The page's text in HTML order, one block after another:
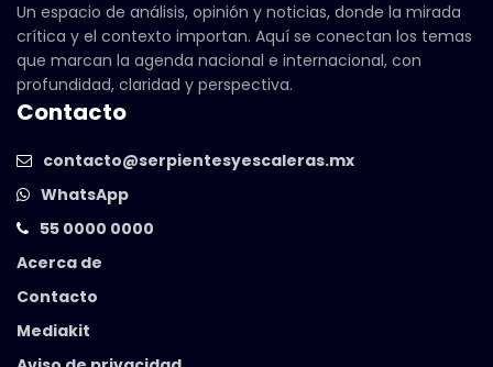
Un espacio de análisis, opinión y noticias, donde la mirada
crítica y el contexto importan. Aquí se conectan los temas
que marcan la agenda nacional e internacional, con
profundidad, claridad y perspectiva.
Contacto
contacto@serpientesyescaleras.mx
WhatsApp
55 0000 0000
Acerca de
Contacto
Mediakit